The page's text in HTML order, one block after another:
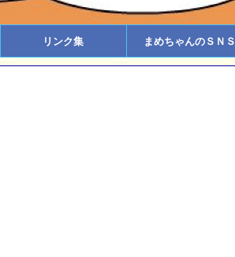
リンク集 まめちゃんのＳＮＳ